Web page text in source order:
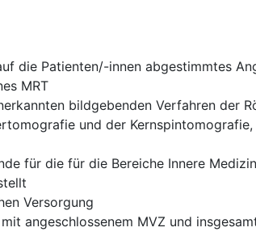
die Patienten/-innen abgestimmtes
MRT
bildgebenden Verfahren der
und der
für die für die Bereiche Innere
Versorgung
angeschlossenem MVZ und